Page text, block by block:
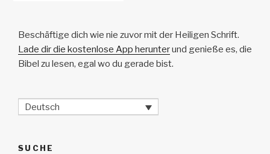
Beschäftige dich wie nie zuvor mit der Heiligen Schrift.
Lade dir die kostenlose App herunterund genieße es, die
Bibel zu lesen, egal wo du gerade bist.
Deutsch
SUCHE